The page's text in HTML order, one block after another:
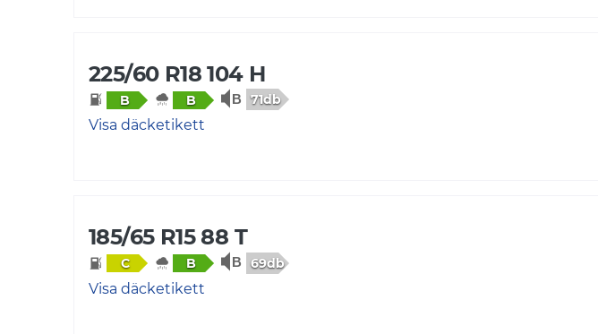
225/60 R18 104 H
B B 71db
Visa däcketikett
185/65 R15 88 T
C B 69db
Visa däcketikett